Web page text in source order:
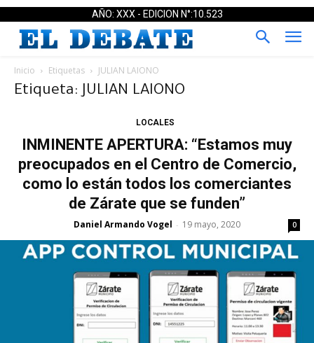
AÑO: XXX - EDICION N°:10.523
Inicio Etiquetas JULIAN LAIONO
Etiqueta: JULIAN LAIONO
LOCALES
INMINENTE APERTURA: “Estamos muy
preocupados en el Centro de Comercio,
como lo están todos los comerciantes
de Zárate que se funden”
Daniel Armando Vogel - 19 mayo, 2020 0